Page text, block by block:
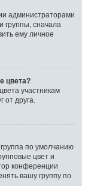
администраторами
группы, сначала
ему личное
цвета?
участникам
друга.
по умолчанию
цвет и
конференции
вашу группу по